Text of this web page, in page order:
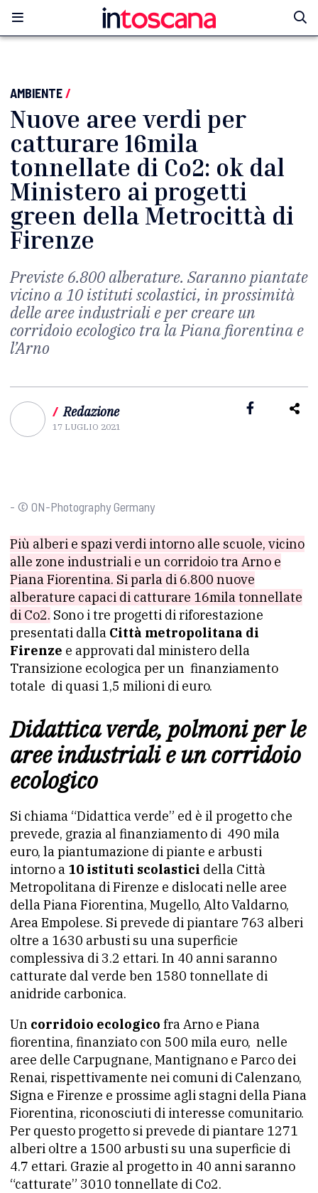
AMBIENTE/
Nuove aree verdi per
catturare 16mila
tonnellate di Co2: ok dal
Ministero ai progetti
green della Metrocittà di
Firenze
Previste 6.800 alberature. Saranno piantate
vicino a 10 istituti scolastici, in prossimità
delle aree industriali e per creare un
corridoio ecologico tra la Piana fiorentina e
l’Arno
/ Redazione
17 LUGLIO 2021
- © ON-Photography Germany
Più alberi e spazi verdi intorno alle scuole, vicino
alle zone industriali e un corridoio tra Arno e
Piana Fiorentina. Si parla di 6.800 nuove
alberature capaci di catturare 16mila tonnellate
di Co2. Sono i tre progetti di riforestazione
presentati dalla Città metropolitana di
Firenze e approvati dal ministero della
Transizione ecologica per un finanziamento
totale di quasi 1,5 milioni di euro.
Didattica verde, polmoni per le
aree industriali e un corridoio
ecologico
Si chiama “Didattica verde” ed è il progetto che
prevede, grazia al finanziamento di 490 mila
euro, la piantumazione di piante e arbusti
intorno a 10 istituti scolastici della Città
Metropolitana di Firenze e dislocati nelle aree
della Piana Fiorentina, Mugello, Alto Valdarno,
Area Empolese. Si prevede di piantare 763 alberi
oltre a 1630 arbusti su una superficie
complessiva di 3.2 ettari. In 40 anni saranno
catturate dal verde ben 1580 tonnellate di
anidride carbonica.
Un corridoio ecologico fra Arno e Piana
fiorentina, finanziato con 500 mila euro, nelle
aree delle Carpugnane, Mantignano e Parco dei
Renai, rispettivamente nei comuni di Calenzano,
Signa e Firenze e prossime agli stagni della Piana
Fiorentina, riconosciuti di interesse comunitario.
Per questo progetto si prevede di piantare 1271
alberi oltre a 1500 arbusti su una superficie di
4.7 ettari. Grazie al progetto in 40 anni saranno
“catturate” 3010 tonnellate di Co2.